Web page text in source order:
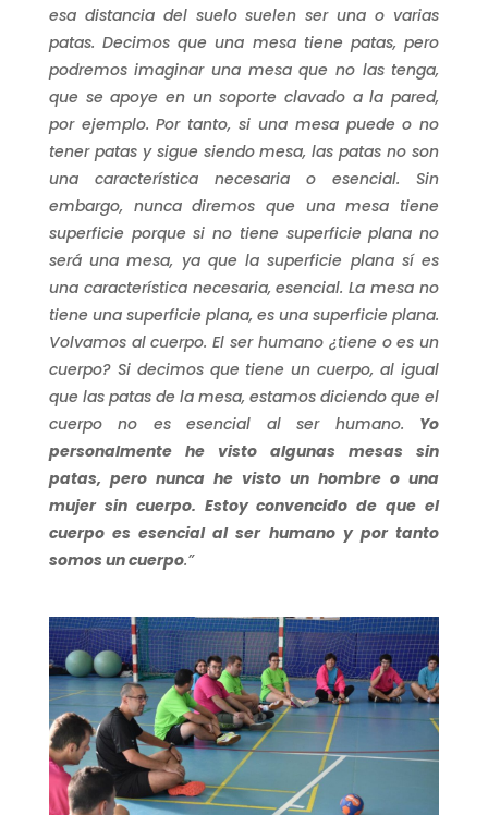
esa distancia del suelo suelen ser una o varias
patas. Decimos que una mesa tiene patas, pero
podremos imaginar una mesa que no las tenga,
que se apoye en un soporte clavado a la pared,
por ejemplo. Por tanto, si una mesa puede o no
tener patas y sigue siendo mesa, las patas no son
una característica necesaria o esencial. Sin
embargo, nunca diremos que una mesa tiene
superficie porque si no tiene superficie plana no
será una mesa, ya que la superficie plana sí es
una característica necesaria, esencial. La mesa no
tiene una superficie plana, es una superficie plana.
Volvamos al cuerpo. El ser humano ¿tiene o es un
cuerpo? Si decimos que tiene un cuerpo, al igual
que las patas de la mesa, estamos diciendo que el
cuerpo no es esencial al ser humano. Yo
personalmente he visto algunas mesas sin
patas, pero nunca he visto un hombre o una
mujer sin cuerpo. Estoy convencido de que el
cuerpo es esencial al ser humano y por tanto
somos un cuerpo.”